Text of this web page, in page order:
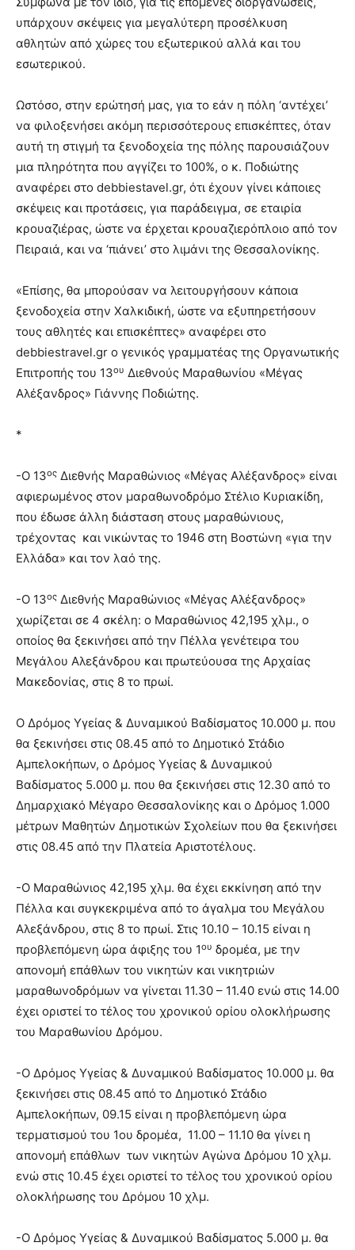
υπάρχουν σκέψεις για μεγαλύτερη προσέλκυση
αθλητών από χώρες του εξωτερικού αλλά και του
εσωτερικού.
Ωστόσο, στην ερώτησή μας, για το εάν η πόλη ‘αντέχει’
να φιλοξενήσει ακόμη περισσότερους επισκέπτες, όταν
αυτή τη στιγμή τα ξενοδοχεία της πόλης παρουσιάζουν
μια πληρότητα που αγγίζει το 100%, ο κ. Ποδιώτης
αναφέρει στο debbiestavel.gr, ότι έχουν γίνει κάποιες
σκέψεις και προτάσεις, για παράδειγμα, σε εταιρία
κρουαζιέρας, ώστε να έρχεται κρουαζιερόπλοιο από τον
Πειραιά, και να ‘πιάνει’ στο λιμάνι της Θεσσαλονίκης.
«Επίσης, θα μπορούσαν να λειτουργήσουν κάποια
ξενοδοχεία στην Χαλκιδική, ώστε να εξυπηρετήσουν
τους αθλητές και επισκέπτες» αναφέρει στο
debbiestravel.gr ο γενικός γραμματέας της Οργανωτικής
Επιτροπής του 13ου Διεθνούς Μαραθωνίου «Μέγας
Αλέξανδρος» Γιάννης Ποδιώτης.
*
-Ο 13ος Διεθνής Μαραθώνιος «Μέγας Αλέξανδρος» είναι
αφιερωμένος στον μαραθωνοδρόμο Στέλιο Κυριακίδη,
που έδωσε άλλη διάσταση στους μαραθώνιους,
τρέχοντας και νικώντας το 1946 στη Βοστώνη «για την
Ελλάδα» και τον λαό της.
-Ο 13ος Διεθνής Μαραθώνιος «Μέγας Αλέξανδρος»
χωρίζεται σε 4 σκέλη: ο Μαραθώνιος 42,195 χλμ., ο
οποίος θα ξεκινήσει από την Πέλλα γενέτειρα του
Μεγάλου Αλεξάνδρου και πρωτεύουσα της Αρχαίας
Μακεδονίας, στις 8 το πρωί.
Ο Δρόμος Υγείας & Δυναμικού Βαδίσματος 10.000 μ. που
θα ξεκινήσει στις 08.45 από το Δημοτικό Στάδιο
Αμπελοκήπων, ο Δρόμος Υγείας & Δυναμικού
Βαδίσματος 5.000 μ. που θα ξεκινήσει στις 12.30 από το
Δημαρχιακό Μέγαρο Θεσσαλονίκης και ο Δρόμος 1.000
μέτρων Μαθητών Δημοτικών Σχολείων που θα ξεκινήσει
στις 08.45 από την Πλατεία Αριστοτέλους.
-Ο Μαραθώνιος 42,195 χλμ. θα έχει εκκίνηση από την
Πέλλα και συγκεκριμένα από το άγαλμα του Μεγάλου
Αλεξάνδρου, στις 8 το πρωί. Στις 10.10 – 10.15 είναι η
προβλεπόμενη ώρα άφιξης του 1ου δρομέα, με την
απονομή επάθλων του νικητών και νικητριών
μαραθωνοδρόμων να γίνεται 11.30 – 11.40 ενώ στις 14.00
έχει οριστεί το τέλος του χρονικού ορίου ολοκλήρωσης
του Μαραθωνίου Δρόμου.
-Ο Δρόμος Υγείας & Δυναμικού Βαδίσματος 10.000 μ. θα
ξεκινήσει στις 08.45 από το Δημοτικό Στάδιο
Αμπελοκήπων, 09.15 είναι η προβλεπόμενη ώρα
τερματισμού του 1ου δρομέα, 11.00 – 11.10 θα γίνει η
απονομή επάθλων των νικητών Αγώνα Δρόμου 10 χλμ.
ενώ στις 10.45 έχει οριστεί το τέλος του χρονικού ορίου
ολοκλήρωσης του Δρόμου 10 χλμ.
-Ο Δρόμος Υγείας & Δυναμικού Βαδίσματος 5.000 μ. θα